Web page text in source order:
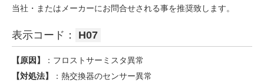
当社・またはメーカーにお問合せされる事を推奨致します。
表示コード： H07
【原因】
：フロストサーミスタ異常
【対処法】
：熱交換器のセンサー異常